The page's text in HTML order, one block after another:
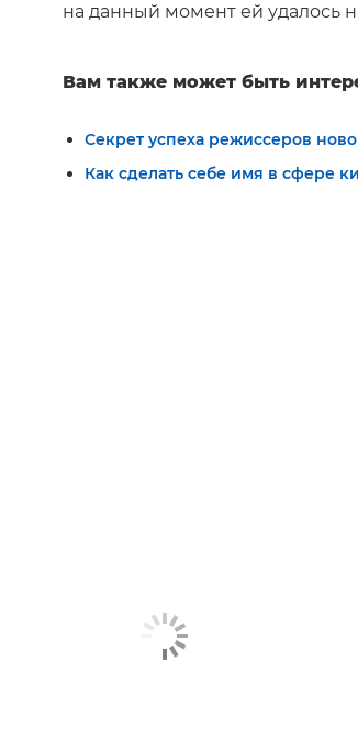
на данный момент ей удалось
Вам также может быть
Секрет успеха режиссеров
Как сделать себе имя в сфере